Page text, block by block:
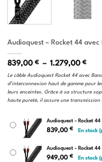
Audioquest – Rocket 44
839,00 € – 1.279,00 €Plage
prix
à
Le câble Audioquest Rocket 44 avec
d’interconnexion haut de gamme pour
leurs enceintes. Grâce à sa structure
haute pureté, il assure une transmission
Audioquest - Rocket
839,00 € En stock
Audioquest - Rocket
949,00 € En stock